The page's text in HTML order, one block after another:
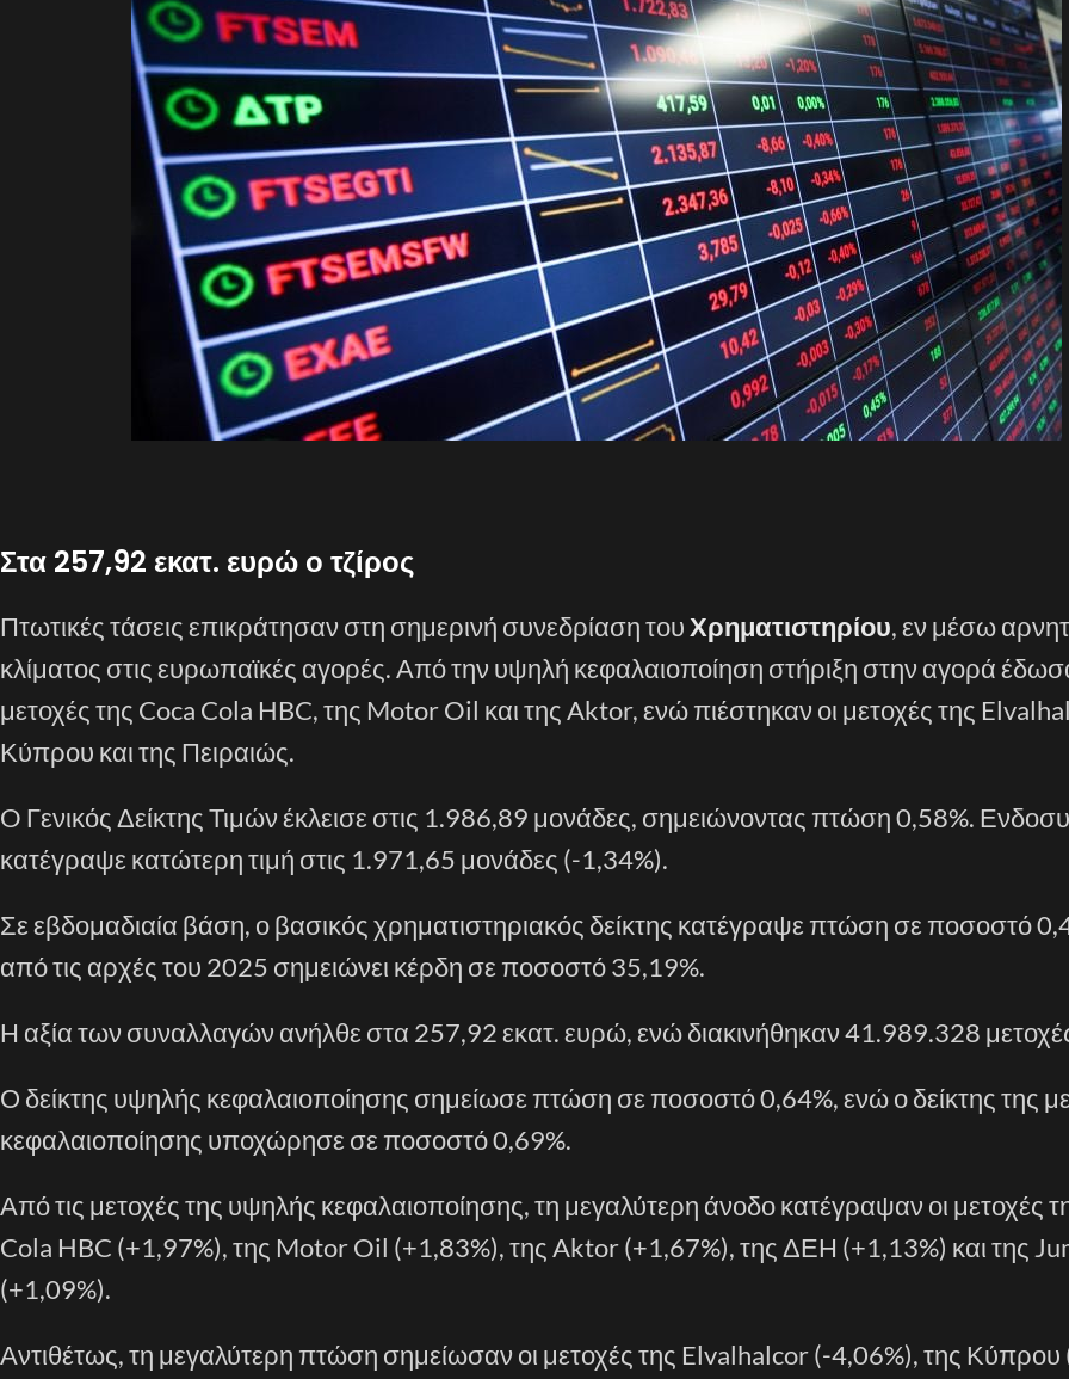
Στα 257,92 εκατ. ευρώ ο τζίρος
Πτωτικές τάσεις επικράτησαν στη σημερινή συνεδρίαση του Χρηματιστηρίου, εν μέσω
κλίματος στις ευρωπαϊκές αγορές. Από την υψηλή κεφαλαιοποίηση στήριξη στην αγορά
μετοχές της Coca Cola HBC, της Motor Oil και της Aktor, ενώ πιέστηκαν οι μετοχές της
Κύπρου και της Πειραιώς.
O Γενικός Δείκτης Τιμών έκλεισε στις 1.986,89 μονάδες, σημειώνοντας πτώση 0,58%.
κατέγραψε κατώτερη τιμή στις 1.971,65 μονάδες (-1,34%).
Σε εβδομαδιαία βάση, ο βασικός χρηματιστηριακός δείκτης κατέγραψε πτώση σε ποσοστό
από τις αρχές του 2025 σημειώνει κέρδη σε ποσοστό 35,19%.
Η αξία των συναλλαγών ανήλθε στα 257,92 εκατ. ευρώ, ενώ διακινήθηκαν 41.989.328
Ο δείκτης υψηλής κεφαλαιοποίησης σημείωσε πτώση σε ποσοστό 0,64%, ενώ ο δείκτης της
κεφαλαιοποίησης υποχώρησε σε ποσοστό 0,69%.
Από τις μετοχές της υψηλής κεφαλαιοποίησης, τη μεγαλύτερη άνοδο κατέγραψαν οι μετοχές
Cola HBC (+1,97%), της Motor Oil (+1,83%), της Aktor (+1,67%), της ΔΕΗ (+1,13%) και της
(+1,09%).
Αντιθέτως, τη μεγαλύτερη πτώση σημείωσαν οι μετοχές της Elvalhalcor (-4,06%), της